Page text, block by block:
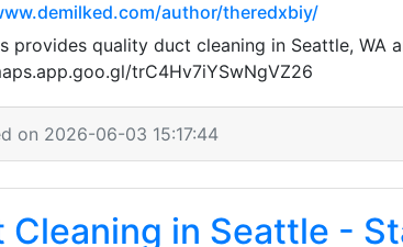
author/theredxbiy/
provides quality duct cleaning in Seattle, WA
trC4Hv7iYSwNgVZ26
on 2026-06-03 15:17:44
Cleaning in Seattle -